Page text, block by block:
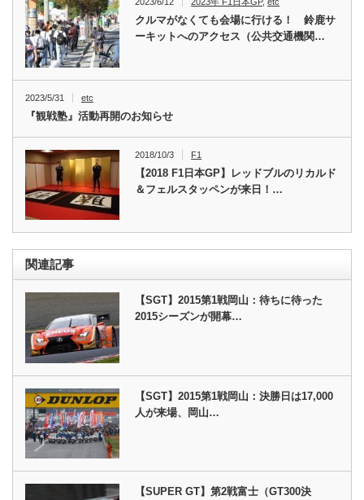
2023/6/12 2023年 F1日本GP,etc
クルマがなくても会場に行ける！ 鈴鹿サ
ーキットへのアクセス（公共交通機関…
2023/5/31 etc
『観戦塾』活動再開のお知らせ
2018/10/3 F1
【2018 F1日本GP】レッドブルのリカルド
＆フェルスタッペンが来日！…
関連記事
【SGT】2015第1戦岡山：待ちに待った
2015シーズンが開幕…
【SGT】2015第1戦岡山：決勝日は17,000
人が来場、岡山…
【SUPER GT】第2戦富士（GT300決